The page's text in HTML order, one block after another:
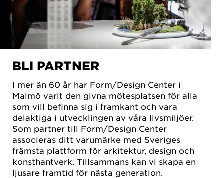
BLI PARTNER
I mer än 60 år har Form/Design Center i
Malmö varit den givna mötesplatsen för alla
som vill befinna sig i framkant och vara
delaktiga i utvecklingen av våra livsmiljöer.
Som partner till Form/Design Center
associeras ditt varumärke med Sveriges
främsta plattform för arkitektur, design och
konsthantverk. Tillsammans kan vi skapa en
ljusare framtid för nästa generation.